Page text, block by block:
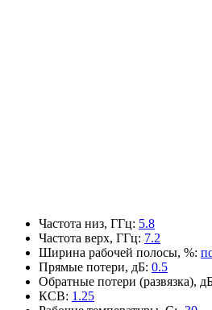
Частота низ, ГГц: 5.8
Частота верх, ГГц: 7.2
Ширина рабочей полосы, %:
Прямые потери, дБ: 0.5
Обратные потери (развязка),
КСВ: 1.25